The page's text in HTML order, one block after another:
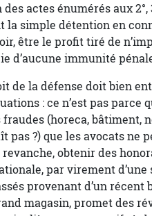
actes énumérés aux 2°,
la simple détention en
être le profit tiré de
d’aucune immunité
de la défense doit bien
: ce n’est pas parce
(horeca, bâtiment,
pas ?) que les avocats
obtenir des
par virement
provenant d’un récent
magasin, promet des